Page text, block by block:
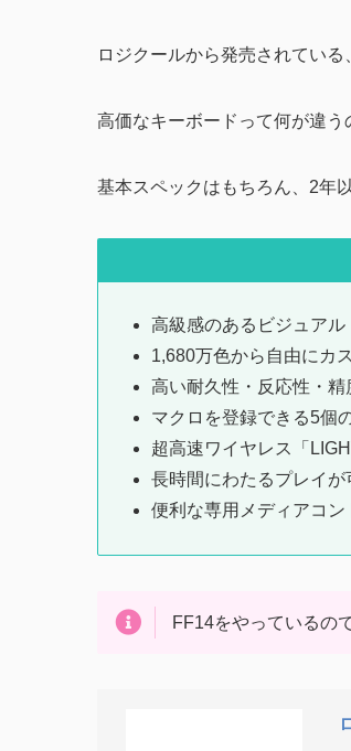
ロジクールから発売されてい
高価なキーボードって何が違う
基本スペックはもちろん、2年
高級感のあるビジュアル
1,680万色から自由にカ
高い耐久性・反応性・
マクロを登録できる5個
超高速ワイヤレス「
長時間にわたるプレイ
便利な専用メディアコン
FF14をやっているの